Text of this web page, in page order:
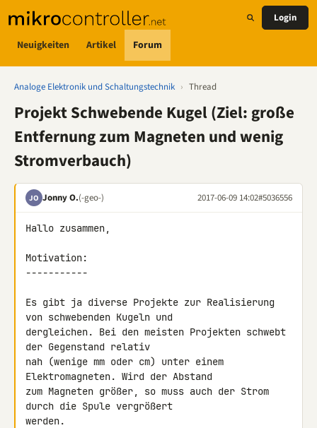
Neuigkeiten Artikel Forum
Login
Analoge Elektronik und Schaltungstechnik › Thread
Projekt Schwebende Kugel (Ziel: große
Entfernung zum Magneten und wenig
Stromverbauch)
JO Jonny O.(-geo-) 2017-06-09 14:02#5036556
Hallo zusammen,
Motivation:
-----------
Es gibt ja diverse Projekte zur Realisierung
von schwebenden Kugeln und
dergleichen. Bei den meisten Projekten schwebt
der Gegenstand relativ
nah (wenige mm oder cm) unter einem
Elektromagneten. Wird der Abstand
zum Magneten größer, so muss auch der Strom
durch die Spule vergrößert
werden.